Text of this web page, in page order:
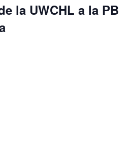
la UWCHL a la PB